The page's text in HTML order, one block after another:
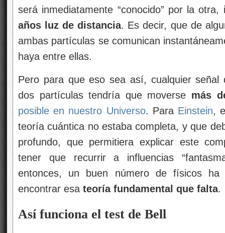
será inmediatamente “conocido” por la
años luz de distancia. Es decir, que de
ambas partículas se comunican
haya entre ellas.
Pero para que eso sea así, cualquier
dos partículas tendría que moverse más
posible en nuestro Universo. Para Einstein,
teoría cuántica no estaba completa, y que
profundo, que permitiera explicar este
tener que recurrir a influencias
entonces, un buen número de físicos
encontrar esa teoría fundamental que falta.
Así funciona el test de Bell